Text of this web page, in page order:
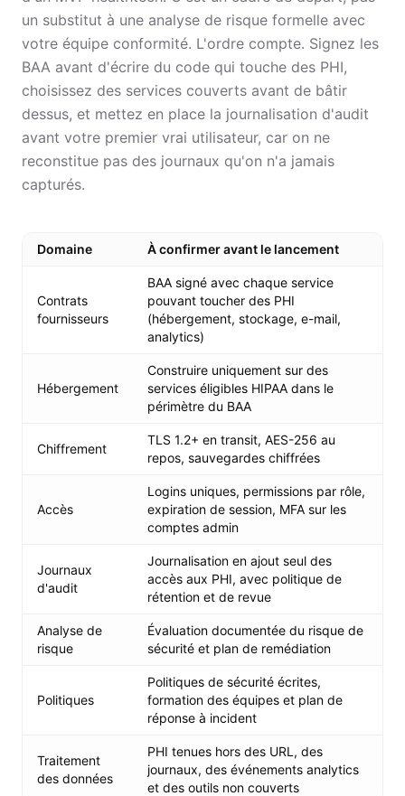
un substitut à une analyse de risque formelle avec
votre équipe conformité. L'ordre compte. Signez les
BAA avant d'écrire du code qui touche des PHI,
choisissez des services couverts avant de bâtir
dessus, et mettez en place la journalisation d'audit
avant votre premier vrai utilisateur, car on ne
reconstitue pas des journaux qu'on n'a jamais
capturés.
Domaine À confirmer avant le lancement
Contrats
fournisseurs
BAA signé avec chaque service
pouvant toucher des PHI
(hébergement, stockage, e-mail,
analytics)
Hébergement
Construire uniquement sur des
services éligibles HIPAA dans le
périmètre du BAA
Chiffrement
TLS 1.2+ en transit, AES-256 au
repos, sauvegardes chiffrées
Accès
Logins uniques, permissions par rôle,
expiration de session, MFA sur les
comptes admin
Journaux
d'audit
Journalisation en ajout seul des
accès aux PHI, avec politique de
rétention et de revue
Analyse de
risque
Évaluation documentée du risque de
sécurité et plan de remédiation
Politiques
Politiques de sécurité écrites,
formation des équipes et plan de
réponse à incident
Traitement
des données
PHI tenues hors des URL, des
journaux, des événements analytics
et des outils non couverts